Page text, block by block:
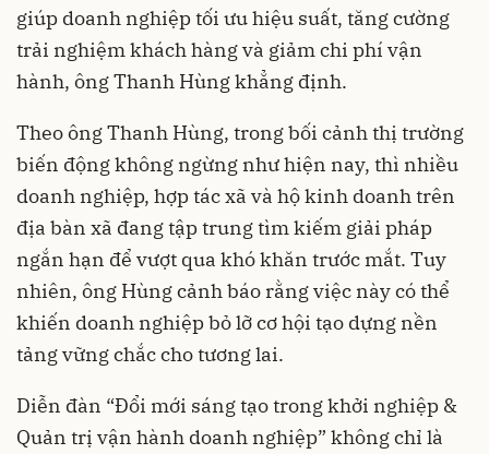
giúp doanh nghiệp tối ưu hiệu suất, tăng cường
trải nghiệm khách hàng và giảm chi phí vận
hành, ông Thanh Hùng khẳng định.
Theo ông Thanh Hùng, trong bối cảnh thị trường
biến động không ngừng như hiện nay, thì nhiều
doanh nghiệp, hợp tác xã và hộ kinh doanh trên
địa bàn xã đang tập trung tìm kiếm giải pháp
ngắn hạn để vượt qua khó khăn trước mắt. Tuy
nhiên, ông Hùng cảnh báo rằng việc này có thể
khiến doanh nghiệp bỏ lỡ cơ hội tạo dựng nền
tảng vững chắc cho tương lai.
Diễn đàn “Đổi mới sáng tạo trong khởi nghiệp &
Quản trị vận hành doanh nghiệp” không chỉ là